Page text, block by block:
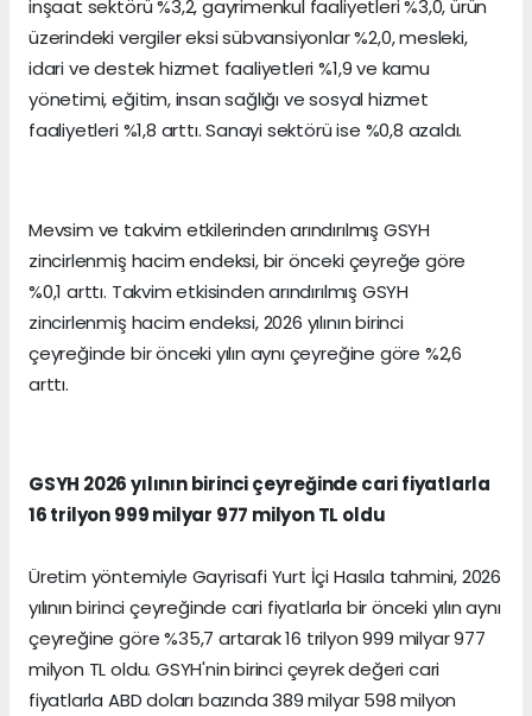
inşaat sektörü %3,2, gayrimenkul faaliyetleri %3,0, ürün
üzerindeki vergiler eksi sübvansiyonlar %2,0, mesleki,
idari ve destek hizmet faaliyetleri %1,9 ve kamu
yönetimi, eğitim, insan sağlığı ve sosyal hizmet
faaliyetleri %1,8 arttı. Sanayi sektörü ise %0,8 azaldı.
Mevsim ve takvim etkilerinden arındırılmış GSYH
zincirlenmiş hacim endeksi, bir önceki çeyreğe göre
%0,1 arttı. Takvim etkisinden arındırılmış GSYH
zincirlenmiş hacim endeksi, 2026 yılının birinci
çeyreğinde bir önceki yılın aynı çeyreğine göre %2,6
arttı.
GSYH 2026 yılının birinci çeyreğinde cari fiyatlarla
16 trilyon 999 milyar 977 milyon TL oldu
Üretim yöntemiyle Gayrisafi Yurt İçi Hasıla tahmini, 2026
yılının birinci çeyreğinde cari fiyatlarla bir önceki yılın aynı
çeyreğine göre %35,7 artarak 16 trilyon 999 milyar 977
milyon TL oldu. GSYH'nin birinci çeyrek değeri cari
fiyatlarla ABD doları bazında 389 milyar 598 milyon